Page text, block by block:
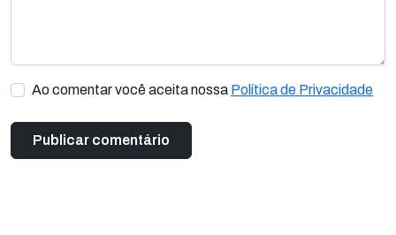
Ao comentar você aceita nossa Política de Privacidade